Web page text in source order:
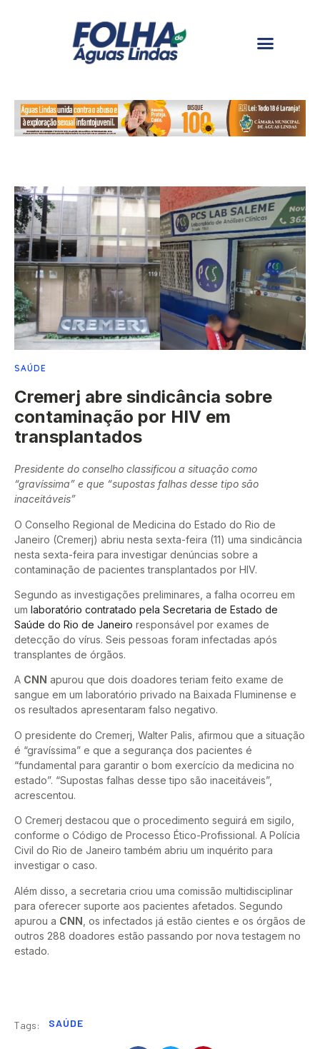
SAÚDE
Cremerj abre sindicância sobre
contaminação por HIV em
transplantados
Presidente do conselho classificou a situação como
“gravíssima” e que “supostas falhas desse tipo são
inaceitáveis”
O Conselho Regional de Medicina do Estado do Rio de
Janeiro (Cremerj) abriu nesta sexta-feira (11) uma sindicância
nesta sexta-feira para investigar denúncias sobre a
contaminação de pacientes transplantados por HIV.
Segundo as investigações preliminares, a falha ocorreu em
um laboratório contratado pela Secretaria de Estado de
Saúde do Rio de Janeiro responsável por exames de
detecção do vírus. Seis pessoas foram infectadas após
transplantes de órgãos.
A CNN apurou que dois doadores teriam feito exame de
sangue em um laboratório privado na Baixada Fluminense e
os resultados apresentaram falso negativo.
O presidente do Cremerj, Walter Palis, afirmou que a situação
é “gravíssima” e que a segurança dos pacientes é
“fundamental para garantir o bom exercício da medicina no
estado”. “Supostas falhas desse tipo são inaceitáveis”,
acrescentou.
O Cremerj destacou que o procedimento seguirá em sigilo,
conforme o Código de Processo Ético-Profissional. A Polícia
Civil do Rio de Janeiro também abriu um inquérito para
investigar o caso.
Além disso, a secretaria criou uma comissão multidisciplinar
para oferecer suporte aos pacientes afetados. Segundo
apurou a CNN , os infectados já estão cientes e os órgãos de
outros 288 doadores estão passando por nova testagem no
estado.
Tags: SAÚDE